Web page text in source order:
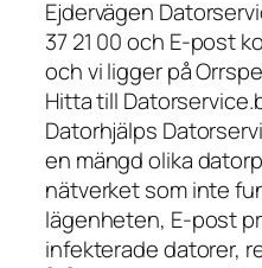
Ejdervägen
37 21 00 och E-post
och vi ligger på
Hitta till
Datorhjälps
en mängd olika
nätverket som inte
lägenheten, E-post
infekterade datorer,